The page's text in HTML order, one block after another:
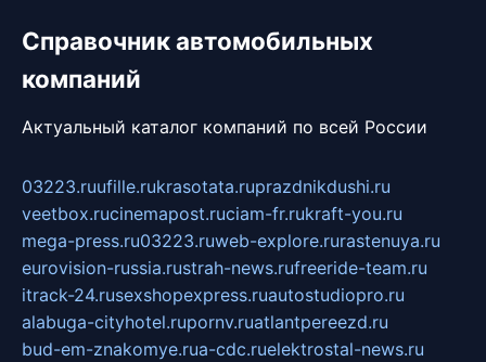
Справочник автомобильных
компаний
Актуальный каталог компаний по всей России
03223.ruufille.rukrasotata.ruprazdnikdushi.ru
veetbox.rucinemapost.ruciam-fr.rukraft-you.ru
mega-press.ru03223.ruweb-explore.rurastenuya.ru
eurovision-russia.rustrah-news.rufreeride-team.ru
itrack-24.rusexshopexpress.ruautostudiopro.ru
alabuga-cityhotel.rupornv.ruatlantpereezd.ru
bud-em-znakomye.rua-cdc.ruelektrostal-news.ru